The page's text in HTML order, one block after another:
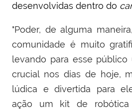
desenvolvidas dentro do
"Poder, de alguma
comunidade é muito
levando para esse
crucial nos dias de hoje,
lúdica e divertida para
ação um kit de